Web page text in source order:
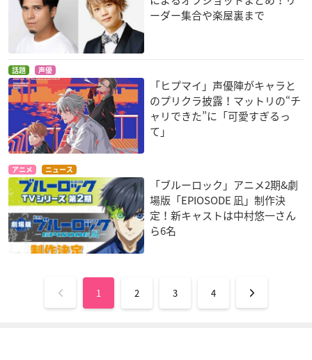
ーダー集合や楽屋裏まで
話題 声優
「ヒプマイ」声優陣がキャラと
のプリクラ披露！マットリの“チ
ャリできた”に「可愛すぎるっ
て」
アニメ ニュース
「ブルーロック」アニメ2期&劇
場版「EPIOSODE 凪」制作決
定！新キャストは中村悠一さん
ら6名
1 2 3 4